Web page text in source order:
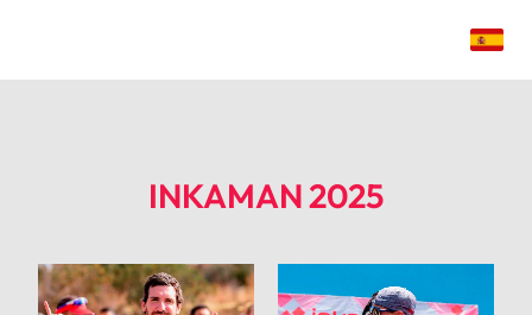
INKAMAN 2025